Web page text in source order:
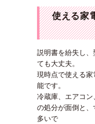
使える家
説明書を紛失し
ても大丈夫。
現時点で使える
能です。
冷蔵庫、エアコ
の処分が面倒と
多いで